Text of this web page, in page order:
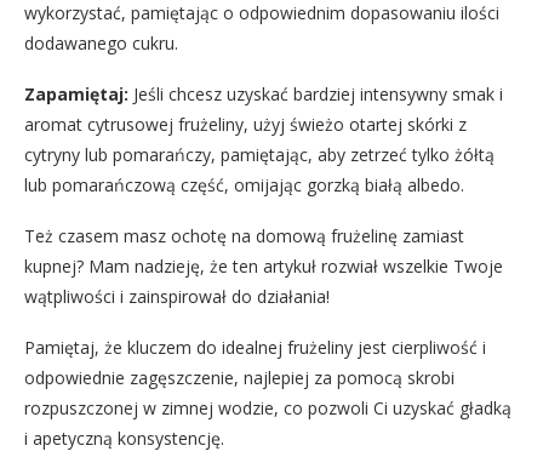
wykorzystać, pamiętając o odpowiednim dopasowaniu ilości
dodawanego cukru.
Zapamiętaj: Jeśli chcesz uzyskać bardziej intensywny smak i
aromat cytrusowej frużeliny, użyj świeżo otartej skórki z
cytryny lub pomarańczy, pamiętając, aby zetrzeć tylko żółtą
lub pomarańczową część, omijając gorzką białą albedo.
Też czasem masz ochotę na domową frużelinę zamiast
kupnej? Mam nadzieję, że ten artykuł rozwiał wszelkie Twoje
wątpliwości i zainspirował do działania!
Pamiętaj, że kluczem do idealnej frużeliny jest cierpliwość i
odpowiednie zagęszczenie, najlepiej za pomocą skrobi
rozpuszczonej w zimnej wodzie, co pozwoli Ci uzyskać gładką
i apetyczną konsystencję.